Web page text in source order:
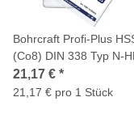
Bohrcraft Profi-Plus
(Co8) DIN 338 Typ N-
ABS Box 19-tlg. 1,0-
mm stg. / KE 10 Co8
21,17 € *
21,17 € pro 1 Stück